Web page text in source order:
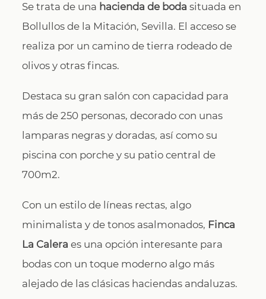
Se trata de una hacienda de boda situada en
Bollullos de la Mitación, Sevilla. El acceso se
realiza por un camino de tierra rodeado de
olivos y otras fincas.
Destaca su gran salón con capacidad para
más de 250 personas, decorado con unas
lamparas negras y doradas, así como su
piscina con porche y su patio central de
700m2.
Con un estilo de líneas rectas, algo
minimalista y de tonos asalmonados, Finca
La Calera es una opción interesante para
bodas con un toque moderno algo más
alejado de las clásicas haciendas andaluzas.